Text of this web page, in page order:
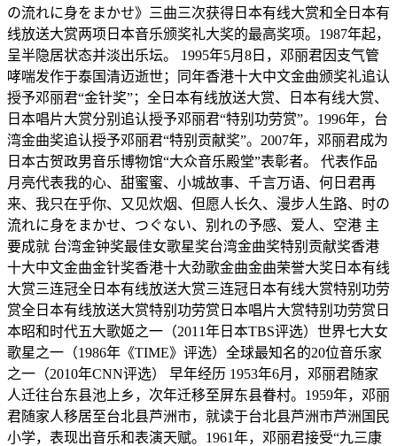
の流れに身をまかせ》三曲三次获得日本有线大赏和全日本有
线放送大赏两项日本音乐颁奖礼大奖的最高奖项。1987年起，
呈半隐居状态并淡出乐坛。 1995年5月8日，邓丽君因支气管
哮喘发作于泰国清迈逝世；同年香港十大中文金曲颁奖礼追认
授予邓丽君“金针奖”；全日本有线放送大赏、日本有线大赏、
日本唱片大赏分别追认授予邓丽君“特别功劳赏”。1996年，台
湾金曲奖追认授予邓丽君“特别贡献奖”。2007年，邓丽君成为
日本古贺政男音乐博物馆“大众音乐殿堂”表彰者。 代表作品
月亮代表我的心、甜蜜蜜、小城故事、千言万语、何日君再
来、我只在乎你、又见炊烟、但愿人长久、漫步人生路、时の
流れに身をまかせ、つぐない、别れの予感、爱人、空港 主
要成就 台湾金钟奖最佳女歌星奖台湾金曲奖特别贡献奖香港
十大中文金曲金针奖香港十大劲歌金曲金曲荣誉大奖日本有线
大赏三连冠全日本有线放送大赏三连冠日本有线大赏特别功劳
赏全日本有线放送大赏特别功劳赏日本唱片大赏特别功劳赏日
本昭和时代五大歌姬之一（2011年日本TBS评选）世界七大女
歌星之一（1986年《TIME》评选）全球最知名的20位音乐家
之一（2010年CNN评选） 早年经历 1953年6月，邓丽君随家
人迁往台东县池上乡，次年迁移至屏东县眷村。1959年，邓丽
君随家人移居至台北县芦洲市，就读于台北县芦洲市芦洲国民
小学，表现出音乐和表演天赋。1961年，邓丽君接受“九三康